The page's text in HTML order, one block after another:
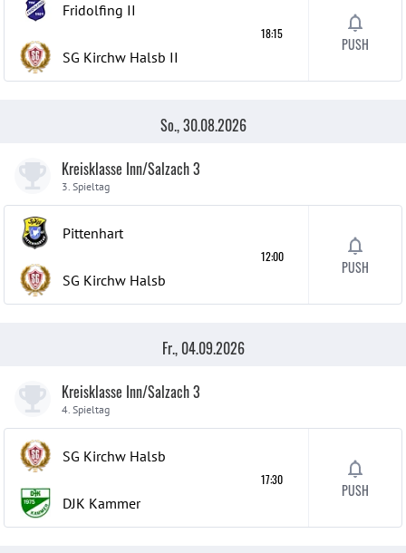
Fridolfing II
SG Kirchw Halsb II
18:15
PUSH
So., 30.08.2026
Kreisklasse Inn/Salzach 3
3. Spieltag
Pittenhart
SG Kirchw Halsb
12:00
PUSH
Fr., 04.09.2026
Kreisklasse Inn/Salzach 3
4. Spieltag
SG Kirchw Halsb
DJK Kammer
17:30
PUSH